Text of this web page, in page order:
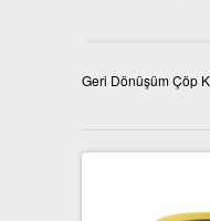
GERİ
2Lİ GERİ
SIFIR ATIK
Geri Dönüşüm Çöp